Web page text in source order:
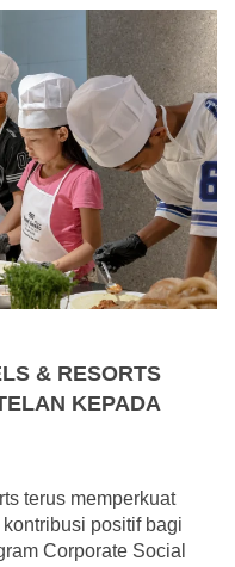
& RESORTS
KEPADA
terus memperkuat
positif bagi
Corporate Social